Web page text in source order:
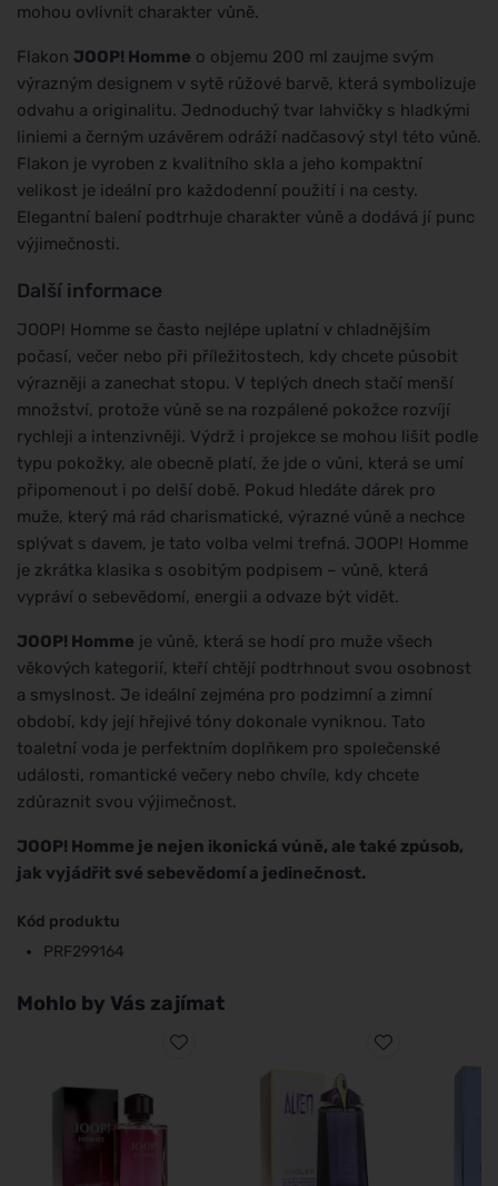
mohou ovlivnit charakter vůně.
Flakon JOOP! Homme o objemu 200 ml zaujme svým
výrazným designem v sytě růžové barvě, která symbolizuje
odvahu a originalitu. Jednoduchý tvar lahvičky s hladkými
liniemi a černým uzávěrem odráží nadčasový styl této vůně.
Flakon je vyroben z kvalitního skla a jeho kompaktní
velikost je ideální pro každodenní použití i na cesty.
Elegantní balení podtrhuje charakter vůně a dodává jí punc
výjimečnosti.
Další informace
JOOP! Homme se často nejlépe uplatní v chladnějším
počasí, večer nebo při příležitostech, kdy chcete působit
výrazněji a zanechat stopu. V teplých dnech stačí menší
množství, protože vůně se na rozpálené pokožce rozvíjí
rychleji a intenzivněji. Výdrž i projekce se mohou lišit podle
typu pokožky, ale obecně platí, že jde o vůni, která se umí
připomenout i po delší době. Pokud hledáte dárek pro
muže, který má rád charismatické, výrazné vůně a nechce
splývat s davem, je tato volba velmi trefná. JOOP! Homme
je zkrátka klasika s osobitým podpisem – vůně, která
vypráví o sebevědomí, energii a odvaze být vidět.
JOOP! Homme je vůně, která se hodí pro muže všech
věkových kategorií, kteří chtějí podtrhnout svou osobnost
a smyslnost. Je ideální zejména pro podzimní a zimní
období, kdy její hřejivé tóny dokonale vyniknou. Tato
toaletní voda je perfektním doplňkem pro společenské
události, romantické večery nebo chvíle, kdy chcete
zdůraznit svou výjimečnost.
JOOP! Homme je nejen ikonická vůně, ale také způsob,
jak vyjádřit své sebevědomí a jedinečnost.
Kód produktu
PRF299164
Mohlo by Vás zajímat